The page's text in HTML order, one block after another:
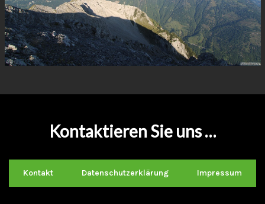
Kontaktieren Sie uns …
Kontakt Datenschutzerklärung Impressum